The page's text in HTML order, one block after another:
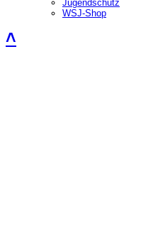
Jugendschutz
WSJ-Shop
˄